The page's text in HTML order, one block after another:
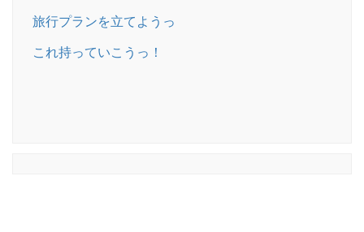
旅行プランを立てようっ
これ持っていこうっ！